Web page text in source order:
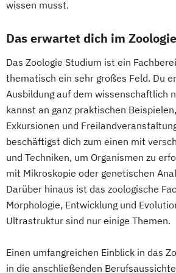
nachwachsender Rohstoffe
Biomassetechnologie
Sustainability in Agriculture
Food Production and Food
the Danube Region
Umwelt- und
Universitätslehrgang
technologies in smart crop
Universitätslehrgang
Jagdwirt/Akademische
forstwirtschaftlicher
Environmental Sciences
Ernährungswissenschaften
Ethik für Schule und Beruf
Europäische Ethnologie
Evangelische Fachtheologie
Evangelische Religion
Evolutionary Systems Biology
Finno-Ugristik Französisch
Gender Studies
Genetik und
Geographie
(Lehramt)
wissen musst.
Das erwartet dich im
Das Zoologie Studium ist ein
thematisch ein sehr großes Feld. Du
Ausbildung auf dem wissenschaftlich
kannst an ganz praktischen
Exkursionen und
beschäftigst dich zum einen mit
und Techniken, um Organismen zu
mit Mikroskopie oder genetischen
Darüber hinaus ist das zoologische
Morphologie, Entwicklung und
Ultrastruktur sind nur einige Themen.
Einen umfangreichen Einblick in das
in die anschließenden